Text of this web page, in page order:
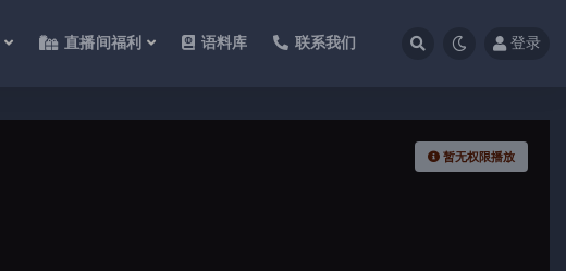
直播间福利 语料库 联系我们 登录
暂无权限播放